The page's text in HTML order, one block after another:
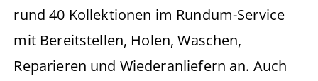
rund 40 Kollektionen im Rundum-Service
mit Bereitstellen, Holen, Waschen,
Reparieren und Wiederanliefern an. Auch